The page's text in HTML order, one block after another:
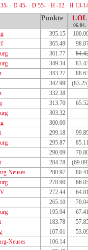
· D 45- · D 55- · H -12 · H 13-
Punkte 1.OL
06.04.
395.15
365.49
361.77
349.34
343.27
342.99
332.38
313.70
303.32
300.00
299.18
295.87
290.09
284.78
Neuses 280.97
278.90
272.44
265.10
195.94
183.78
107.01
Neuses
106.14